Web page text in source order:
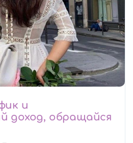
и
доход, обращайся